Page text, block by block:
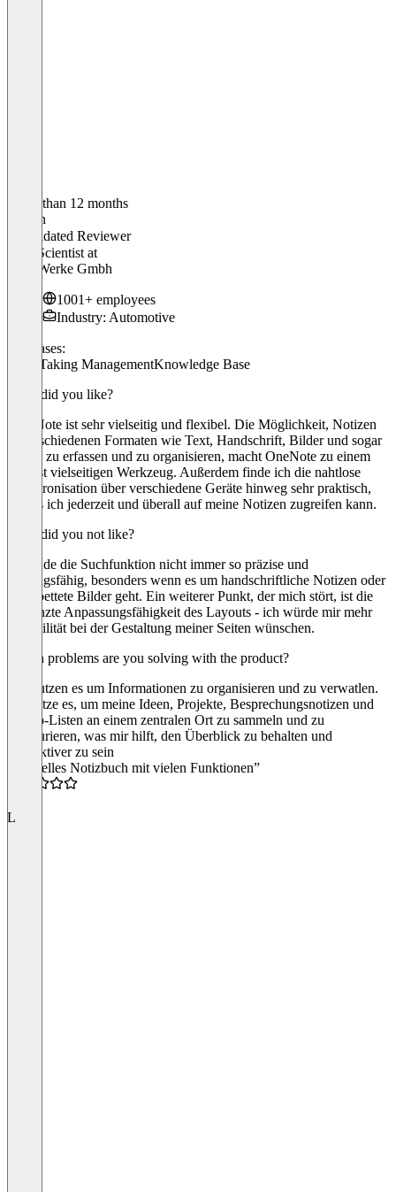
Older than 12 months
Shahin
Validated Reviewer
Data Scientist at
Ford Werke Gmbh
1001+ employees
Industry: Automotive
Use cases:
Note-Taking ManagementKnowledge Base
What did you like?
One Note ist sehr vielseitig und flexibel. Die Möglichkeit, Notizen
in verschiedenen Formaten wie Text, Handschrift, Bilder und sogar
Audio zu erfassen und zu organisieren, macht OneNote zu einem
äußerst vielseitigen Werkzeug. Außerdem finde ich die nahtlose
Synchronisation über verschiedene Geräte hinweg sehr praktisch,
sodass ich jederzeit und überall auf meine Notizen zugreifen kann.
What did you not like?
Ich finde die Suchfunktion nicht immer so präzise und
leistungsfähig, besonders wenn es um handschriftliche Notizen oder
eingebettete Bilder geht. Ein weiterer Punkt, der mich stört, ist die
begrenzte Anpassungsfähigkeit des Layouts - ich würde mir mehr
Flexibilität bei der Gestaltung meiner Seiten wünschen.
Which problems are you solving with the product?
Wir nutzen es um Informationen zu organisieren und zu verwatlen.
Ich nutze es, um meine Ideen, Projekte, Besprechungsnotizen und
To-Do-Listen an einem zentralen Ort zu sammeln und zu
strukturieren, was mir hilft, den Überblick zu behalten und
produktiver zu sein
“Virtuelles Notizbuch mit vielen Funktionen”
L